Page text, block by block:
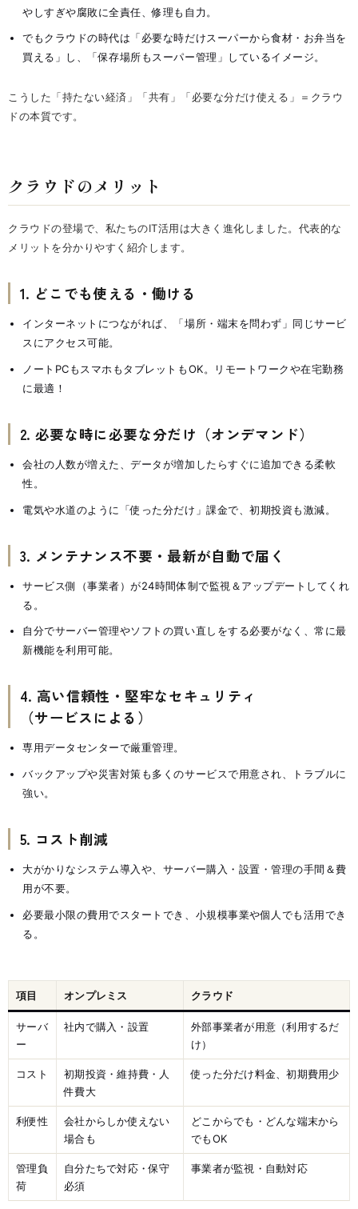
やしすぎや腐敗に全責任、修理も自力。
でもクラウドの時代は「必要な時だけスーパーから食材・お弁当を
買える」し、「保存場所もスーパー管理」しているイメージ。
こうした「持たない経済」「共有」「必要な分だけ使える」＝クラウ
ドの本質です。
クラウドのメリット
クラウドの登場で、私たちのIT活用は大きく進化しました。代表的な
メリットを分かりやすく紹介します。
1. どこでも使える・働ける
インターネットにつながれば、「場所・端末を問わず」同じサービ
スにアクセス可能。
ノートPCもスマホもタブレットもOK。リモートワークや在宅勤務
に最適！
2. 必要な時に必要な分だけ（オンデマンド）
会社の人数が増えた、データが増加したらすぐに追加できる柔軟
性。
電気や水道のように「使った分だけ」課金で、初期投資も激減。
3. メンテナンス不要・最新が自動で届く
サービス側（事業者）が24時間体制で監視＆アップデートしてくれ
る。
自分でサーバー管理やソフトの買い直しをする必要がなく、常に最
新機能を利用可能。
4. 高い信頼性・堅牢なセキュリティ
（サービスによる）
専用データセンターで厳重管理。
バックアップや災害対策も多くのサービスで用意され、トラブルに
強い。
5. コスト削減
大がかりなシステム導入や、サーバー購入・設置・管理の手間＆費
用が不要。
必要最小限の費用でスタートでき、小規模事業や個人でも活用でき
る。
項目 オンプレミス クラウド
サーバ
ー
社内で購入・設置
外部事業者が用意（利用するだ
け）
コスト
初期投資・維持費・人
件費大
使った分だけ料金、初期費用少
利便性
会社からしか使えない
場合も
どこからでも・どんな端末から
でもOK
管理負
荷
自分たちで対応・保守
必須
事業者が監視・自動対応